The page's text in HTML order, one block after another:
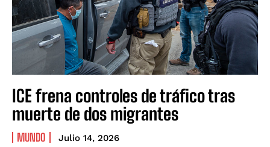
ICE frena controles de tráfico tras
muerte de dos migrantes
MUNDO Julio 14, 2026